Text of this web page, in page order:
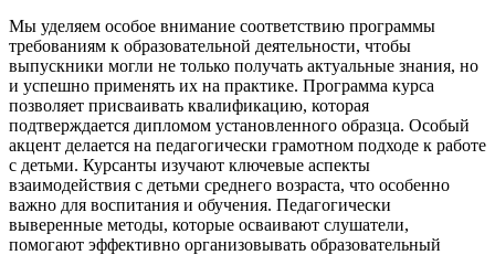
Мы уделяем особое внимание соответствию программы
требованиям к образовательной деятельности, чтобы
выпускники могли не только получать актуальные знания, но
и успешно применять их на практике. Программа курса
позволяет присваивать квалификацию, которая
подтверждается дипломом установленного образца. Особый
акцент делается на педагогически грамотном подходе к работе
с детьми. Курсанты изучают ключевые аспекты
взаимодействия с детьми среднего возраста, что особенно
важно для воспитания и обучения. Педагогически
выверенные методы, которые осваивают слушатели,
помогают эффективно организовывать образовательный